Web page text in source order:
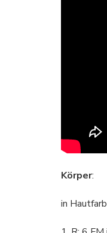
Körper:
in